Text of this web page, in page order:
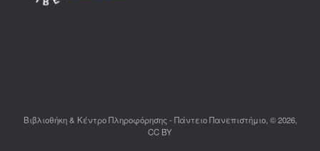
Βιβλιοθήκη & Κέντρο Πληροφόρησης - Πάντειο Πανεπιστήμιο, © 2026,
CC BY